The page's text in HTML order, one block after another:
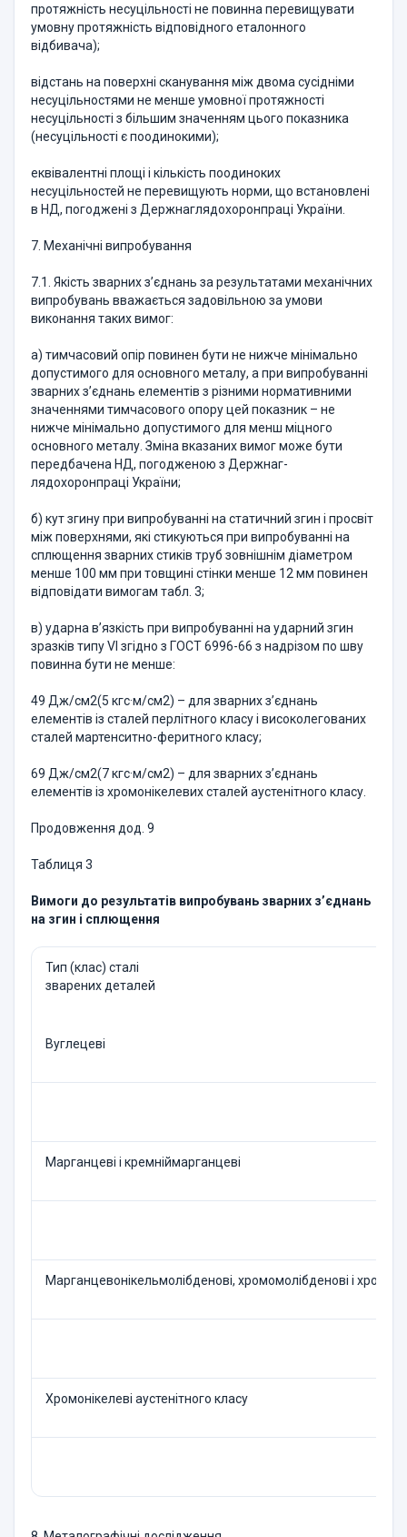
протяжність не­суцільності не повинна перевищувати
умовну протяжність відповідного еталонного
відбивача);
відстань на поверхні сканування між двома сусідніми
несуцільностями не менше умовної протяжності
несуцільності з більшим значен­ням цього показника
(несуцільності є поодинокими);
еквівалентні площі і кількість поодиноких
несуцільностей не переви­щують норми, що встановлені
в НД, погоджені з Держнаглядохоронпраці України.
7. Механічні випробування
7.1. Якість зварних з’єднань за результатами механічних
випробу­вань вважається задовільною за умови
виконання таких вимог:
а) тимчасовий опір повинен бути не нижче мінімально
допустимого для основного металу, а при випробуванні
зварних з’єднань елементів з різними нормативними
значеннями тимчасового опору цей показник – не
нижче мінімально допустимого для менш міцного
основного металу. Змі­на вказаних вимог може бути
передбачена НД, погодженою з Держнаг­
лядохоронпраці України;
б) кут згину при випробуванні на статичний згин і просвіт
між повер­хнями, які стикуються при випробуванні на
сплю­щення зварних стиків труб зовнішнім діаметром
менше 100 мм при товщині стінки менше 12 мм повинен
відповідати вимогам табл. 3;
в) ударна в’язкість при випробуванні на ударний згин
зразків типу VI згідно з ГОСТ 6996-66 з надрізом по шву
повинна бути не менше:
49 Дж/см2(5 кгс·м/см2) – для зварних з’єднань
елементів із сталей перлітного класу і високолегованих
сталей мартенситно-феритного кла­су;
69 Дж/см2(7 кгс·м/см2) – для зварних з’єднань
елементів із хро­монікелевих сталей аустенітного класу.
Продовження дод. 9
Таблиця 3
Вимоги до результатів випробувань зварних з’єднань
на згин і сплющення
Тип (клас) сталі
зварених деталей
Вуглецеві
Марганцеві і кремніймарганцеві
Марганцевонікельмолібденові, хромомолібденові і
Хромонікелеві аустенітного класу